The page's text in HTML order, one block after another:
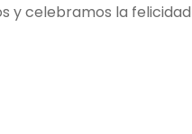
y celebramos la felicidad